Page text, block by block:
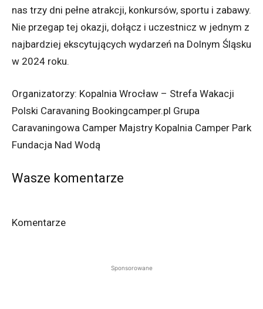
nas trzy dni pełne atrakcji, konkursów, sportu i zabawy.
Nie przegap tej okazji, dołącz i uczestnicz w jednym z
najbardziej ekscytujących wydarzeń na Dolnym Śląsku
w 2024 roku.
Organizatorzy: Kopalnia Wrocław – Strefa Wakacji
Polski Caravaning Bookingcamper.pl Grupa
Caravaningowa Camper Majstry Kopalnia Camper Park
Fundacja Nad Wodą
Wasze komentarze
Komentarze
Sponsorowane